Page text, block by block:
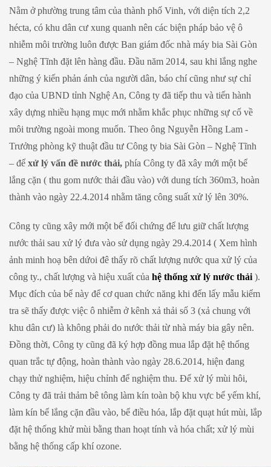
Nằm ở phường trung tâm của thành phố Vinh, với diện tích 2,2
hécta, có khu dân cư xung quanh nên các biện pháp bảo vệ ô
nhiễm môi trường luôn được Ban giám đốc nhà máy bia Sài Gòn
– Nghệ Tĩnh đặt lên hàng đầu. Đầu năm 2014, sau khi lắng nghe
những ý kiến phản ánh của người dân, báo chí cũng như sự chỉ
đạo của UBND tỉnh Nghệ An, Công ty đã tiếp thu và tiến hành
xây dựng nhiều hạng mục mới nhằm khắc phục những sự cố về
môi trường ngoài mong muốn. Theo ông Nguyễn Hồng Lam -
Trưởng phòng kỹ thuật đầu tư Công ty bia Sài Gòn – Nghệ Tĩnh
– để xử lý vấn đề nước thải, phía Công ty đã xây mới một bể
lắng cặn ( thu gom nước thải đầu vào) với dung tích 360m3, hoàn
thành vào ngày 22.4.2014 nhằm tăng công suất xử lý lên 30%.
Công ty cũng xây mới một bể đối chứng để lưu giữ chất lượng
nước thải sau xử lý đưa vào sử dụng ngày 29.4.2014 ( Xem hình
ảnh minh hoạ bên dứoi đê thấy rõ chất lượng nước qua xử lý của
công ty., chất lượng và hiệu xuất của hệ thống xử lý nước thải ).
Mục đích của bể này để cơ quan chức năng khi đến lấy mẫu kiểm
tra sẽ thấy được việc ô nhiễm ở kênh xả thải số 3 (xả chung với
khu dân cư) là không phải do nước thải từ nhà máy bia gây nên.
Đồng thời, Công ty cũng đã ký hợp đồng mua lắp đặt hệ thống
quan trắc tự động, hoàn thành vào ngày 28.6.2014, hiện đang
chạy thử nghiệm, hiệu chỉnh để nghiệm thu. Để xử lý mùi hôi,
Công ty đã trải thảm bê tông làm kín toàn bộ khu vực bể yếm khí,
làm kín bể lắng cặn đầu vào, bể điều hóa, lắp đặt quạt hút mùi, lắp
đặt hệ thống khử mùi bằng than hoạt tính và hóa chất; xử lý mùi
bằng hệ thống cấp khí ozone.